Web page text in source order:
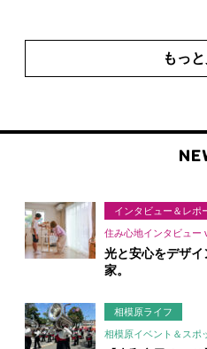
もっ
インタビュー＆レポ
住み心地インタビュー
光と安心をデザ
家。
相模原ライフ
相模原イベント＆スポ